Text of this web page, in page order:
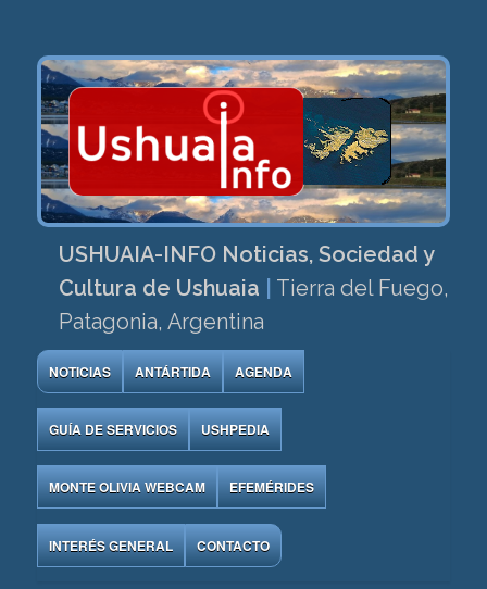
USHUAIA-INFO Noticias, Sociedad y
Cultura de Ushuaia
Tierra del Fuego,
Patagonia, Argentina
NOTICIAS ANTÁRTIDA AGENDA
GUÍA DE SERVICIOS USHPEDIA
MONTE OLIVIA WEBCAM EFEMÉRIDES
INTERÉS GENERAL CONTACTO